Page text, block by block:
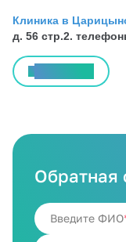
Клиника в
д. 56 стр.2.
Обратная
Введите ФИО